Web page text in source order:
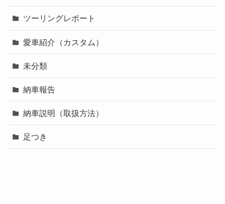
ツーリングレポート
愛車紹介（カスタム）
未分類
納車報告
納車説明（取扱方法）
足つき